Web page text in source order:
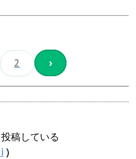
2 ›
稿している
)